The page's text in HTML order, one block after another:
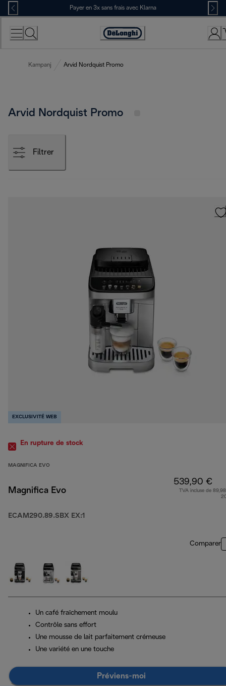
Skip
to
Content
Payer en 3x sans frais avec Klarna
Déclaration
Kampanj Arvid Nordquist Promo
Arvid Nordquist Promo
Filtrer
EXCLUSIVITÉ WEB
En rupture de stock
MAGNIFICA EVO
Magnifica Evo
ECAM290.89.SBX EX:1
539,90 €
TVA incluse de
Comparer
Un café fraîchement moulu
Contrôle sans effort
Une mousse de lait parfaitement crémeuse
Une variété en une touche
Préviens-moi